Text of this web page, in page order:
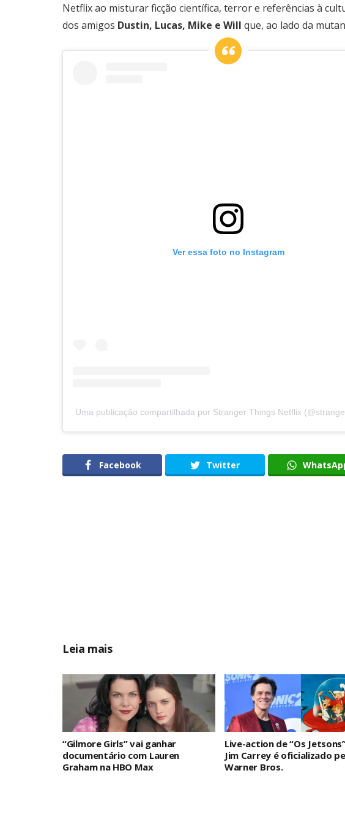
Netflix ao misturar ficção científica, terror e referências à
dos amigos Dustin, Lucas, Mike e Will que, ao lado da
Ver essa foto no Instagram
Uma publicação compartilhada por Stranger Things Netflix
Facebook Twitter
Leia mais
“Gilmore Girls” vai ganhar
documentário com Lauren
Graham na HBO Max
Live-action de “Os
Jim Carrey é oficializado
Warner Bros.